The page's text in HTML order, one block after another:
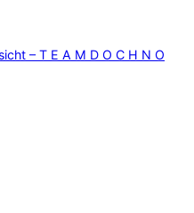
– T E A M D O C H N O